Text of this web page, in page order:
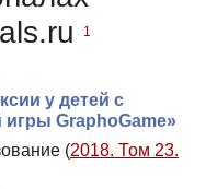
1
у детей с
GraphoGame»
(2018. Том 23.